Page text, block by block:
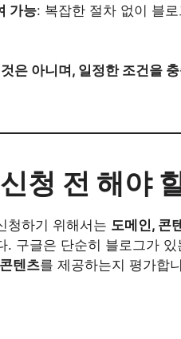
가능: 복잡한 절차 없이 블
은 아니며, 일정한 조건을
청 전 해야
청하기 위해서는 도메인, 콘
. 구글은 단순히 블로그가
텐츠를 제공하는지 평가합